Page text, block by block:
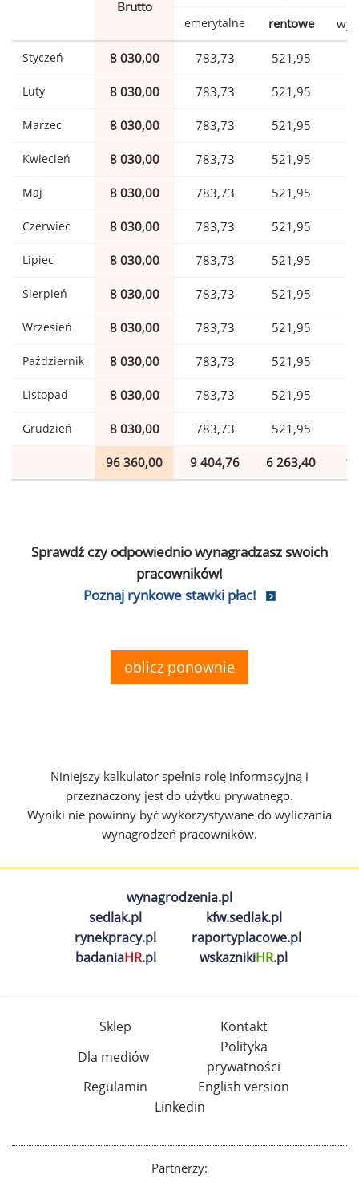
Brutto
emerytalne rentowe
Styczeń 8 030,00 783,73 521,95
Luty 8 030,00 783,73 521,95
Marzec 8 030,00 783,73 521,95
Kwiecień 8 030,00 783,73 521,95
Maj 8 030,00 783,73 521,95
Czerwiec 8 030,00 783,73 521,95
Lipiec 8 030,00 783,73 521,95
Sierpień 8 030,00 783,73 521,95
Wrzesień 8 030,00 783,73 521,95
Październik 8 030,00 783,73 521,95
Listopad 8 030,00 783,73 521,95
Grudzień 8 030,00 783,73 521,95
96 360,00 9 404,76 6 263,40 1
Sprawdź czy odpowiednio wynagradzasz swoich
pracowników!
Poznaj rynkowe stawki płac!
oblicz ponownie
Niniejszy kalkulator spełnia rolę informacyjną i
przeznaczony jest do użytku prywatnego.
Wyniki nie powinny być wykorzystywane do wyliczania
wynagrodzeń pracowników.
wynagrodzenia.pl
sedlak.pl
kfw.sedlak.pl
rynekpracy.pl
raportyplacowe.pl
badaniaHR.pl wskaznikiHR.pl
Sklep
Kontakt
Dla mediów
Polityka
prywatności
Regulamin
English version
Linkedin
Partnerzy: